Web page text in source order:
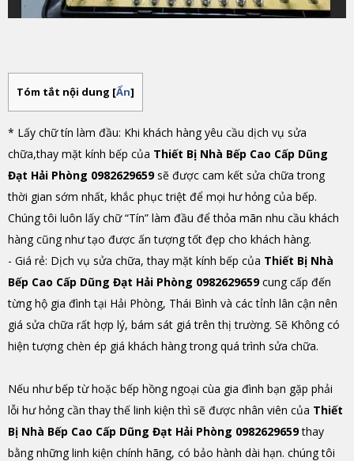
Tóm tắt nội dung [Ẩn]
* Lấy chữ tín làm đầu: Khi khách hàng yêu cầu dịch vụ sửa
chữa,thay mặt kính bếp của Thiết Bị Nhà Bếp Cao Cấp Dũng
Đạt Hải Phòng 0982629659sẽ được cam kết sửa chữa trong
thời gian sớm nhất, khắc phục triệt để mọi hư hỏng của bếp.
Chúng tôi luôn lấy chữ “Tín” làm đầu để thỏa mãn nhu cầu khách
hàng cũng như tạo được ấn tượng tốt đẹp cho khách hàng.
- Giá rẻ: Dịch vụ sửa chữa, thay mặt kính bếp của Thiết Bị Nhà
Bếp Cao Cấp Dũng Đạt Hải Phòng 0982629659cung cấp đến
từng hộ gia đình tại Hải Phòng, Thái Bình và các tỉnh lân cận nên
giá sửa chữa rất hợp lý, bám sát giá trên thị trường. Sẽ Không có
hiện tượng chèn ép giá khách hàng trong quá trình sửa chữa.
Nếu như bếp từ hoặc bếp hồng ngoại cùa gia đình bạn gặp phải
lỗi hư hỏng cần thay thế linh kiện thì sẽ được nhân viên của Thiết
Bị Nhà Bếp Cao Cấp Dũng Đạt Hải Phòng 0982629659thay
bằng những linh kiện chính hãng, có bảo hành dài hạn. chúng tôi